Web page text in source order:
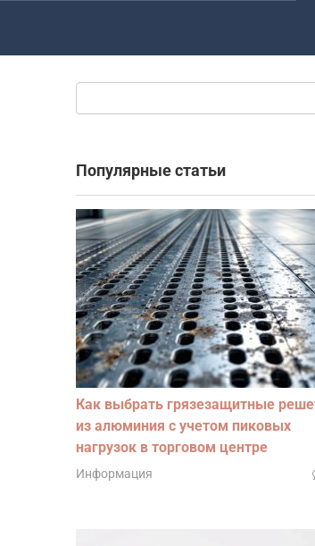
Популярные статьи
Как выбрать грязезащитные
из алюминия с учетом пиковых
нагрузок в торговом центре
Информация